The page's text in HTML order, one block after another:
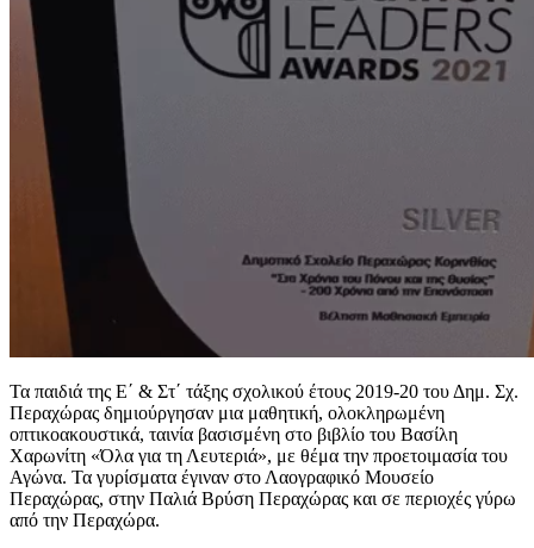
Τα παιδιά της Ε΄ & Στ΄ τάξης σχολικού έτους 2019-20 του Δημ. Σχ.
Περαχώρας δημιούργησαν μια μαθητική, ολοκληρωμένη
οπτικοακουστικά, ταινία βασισμένη στο βιβλίο του Βασίλη
Χαρωνίτη «Όλα για τη Λευτεριά», με θέμα την προετοιμασία του
Αγώνα. Τα γυρίσματα έγιναν στο Λαογραφικό Μουσείο
Περαχώρας, στην Παλιά Βρύση Περαχώρας και σε περιοχές γύρω
από την Περαχώρα.